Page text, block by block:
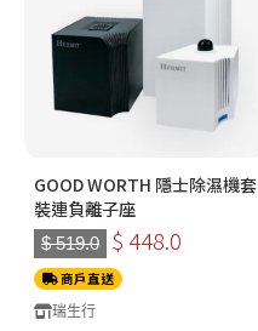
GOOD WORTH 隱士除濕機套
裝連負離子座
$ 519.0 $ 448.0
商戶直送
瑞生行